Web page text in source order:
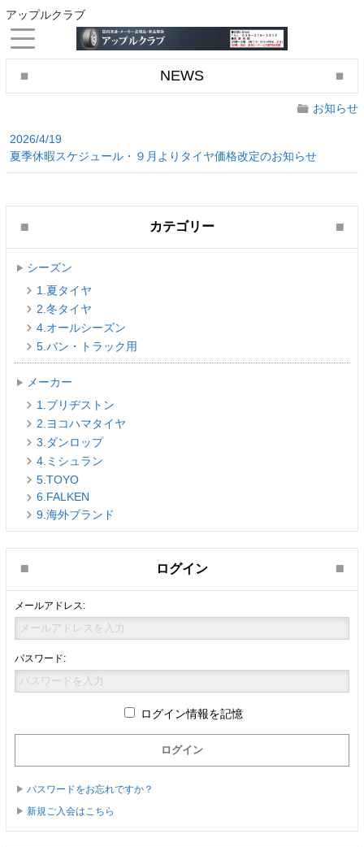
アップルクラブ
NEWS
お知らせ
2026/4/19
夏季休暇スケジュール・９月よりタイヤ価格改定のお知らせ
カテゴリー
シーズン
1.夏タイヤ
2.冬タイヤ
4.オールシーズン
5.バン・トラック用
メーカー
1.ブリヂストン
2.ヨコハマタイヤ
3.ダンロップ
4.ミシュラン
5.TOYO
6.FALKEN
9.海外ブランド
ログイン
メールアドレス:
パスワード:
ログイン情報を記憶
パスワードをお忘れですか？
新規ご入会はこちら